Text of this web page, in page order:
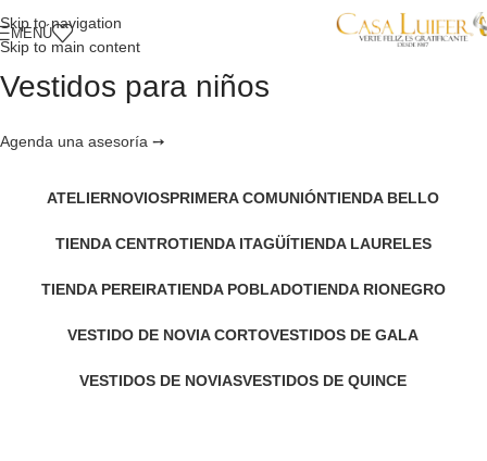
Skip to navigation
Skip to main content
MENÚ
Vestidos para niños
Agenda una asesoría ➙
ATELIERNOVIOSPRIMERA COMUNIÓNTIENDA BELLO
TIENDA CENTROTIENDA ITAGÜÍTIENDA LAURELES
TIENDA PEREIRATIENDA POBLADOTIENDA RIONEGRO
VESTIDO DE NOVIA CORTOVESTIDOS DE GALA
VESTIDOS DE NOVIASVESTIDOS DE QUINCE